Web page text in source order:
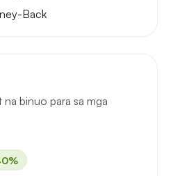
Back
binuo para sa mga